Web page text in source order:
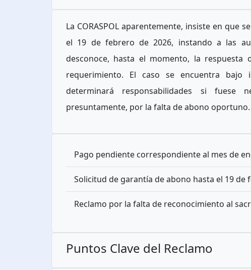
La CORASPOL aparentemente, insiste en que
el 19 de febrero de 2026, instando a las
desconoce, hasta el momento, la
requerimiento. El caso se encuentra bajo
determinará responsabilidades si fuese
presuntamente, por la falta de abono oportuno.
Pago pendiente correspondiente al mes de
Solicitud de garantía de abono hasta el 19 de
Reclamo por la falta de reconocimiento al
Puntos Clave del Reclamo